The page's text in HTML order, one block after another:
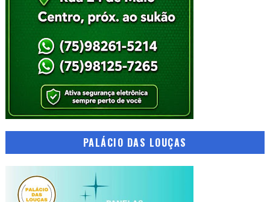
PALÁCIO DAS LOUÇAS